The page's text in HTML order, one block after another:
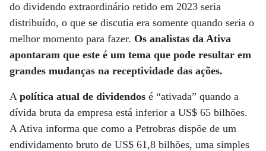
do dividendo extraordinário retido em 2023 seria
distribuído, o que se discutia era somente quando seria o
melhor momento para fazer. Os analistas da Ativa
apontaram que este é um tema que pode resultar em
grandes mudanças na receptividade das ações.
A política atual de dividendos é “ativada” quando a
dívida bruta da empresa está inferior a US$ 65 bilhões.
A Ativa informa que como a Petrobras dispõe de um
endividamento bruto de US$ 61,8 bilhões, uma simples